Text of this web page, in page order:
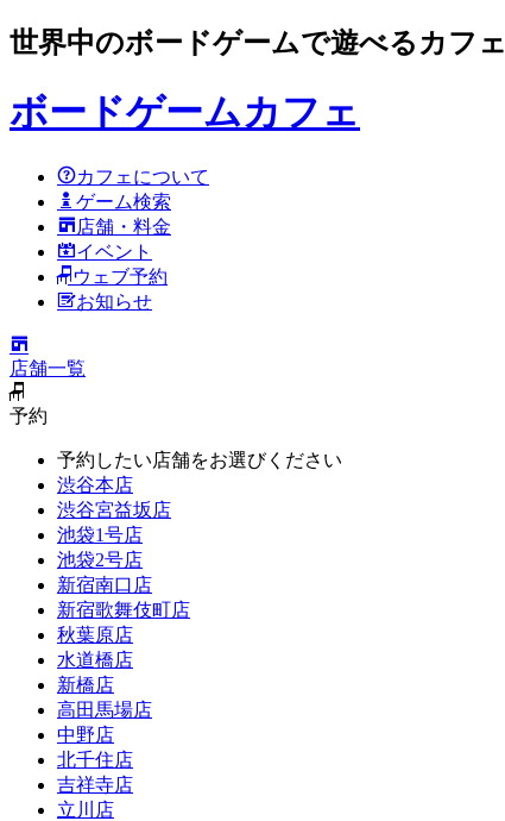
世界中のボードゲームで遊べるカフェ
ボードゲームカフェ
カフェについて
ゲーム検索
店舗・料金
イベント
ウェブ予約
お知らせ
店舗一覧
予約
予約したい店舗をお選びください
渋谷本店
渋谷宮益坂店
池袋1号店
池袋2号店
新宿南口店
新宿歌舞伎町店
秋葉原店
水道橋店
新橋店
高田馬場店
中野店
北千住店
吉祥寺店
立川店